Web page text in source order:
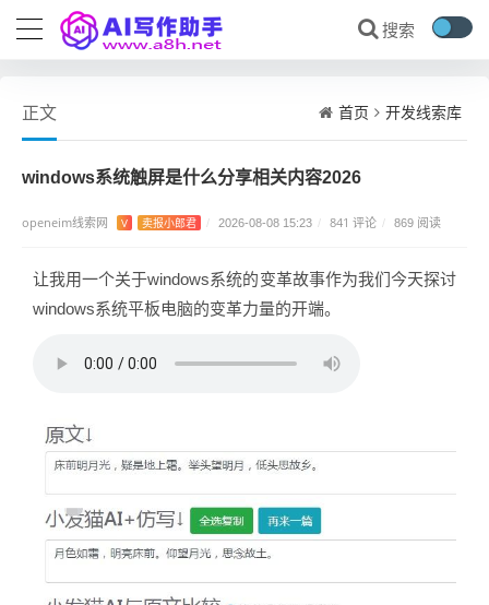
正文 首页 开发线索库
windows系统触屏是什么分享相关内容2026
openeim线索网 V 卖报小郎君 / 2026-08-08 15:23 / 841 评论 / 869 阅读
让我用一个关于windows系统的变革故事作为我们今天探讨
windows系统平板电脑的变革力量的开端。